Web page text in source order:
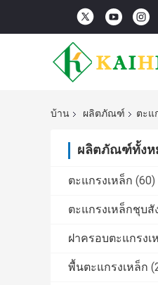
บ้าน ผลิตภัณฑ์ ตะแ
ผลิตภัณฑ์ทั้งห
ตะแกรงเหล็ก (60)
ตะแกรงเหล็กชุบสั
ฝาครอบตะแกรงเ
พื้นตะแกรงเหล็ก